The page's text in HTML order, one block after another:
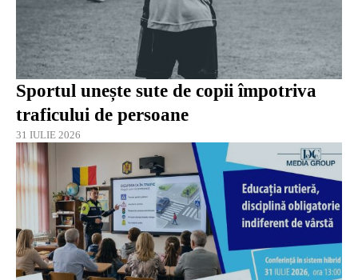
Sportul unește sute de copii împotriva
traficului de persoane
31 IULIE 2026